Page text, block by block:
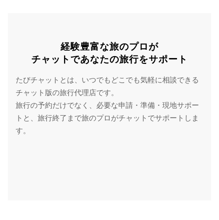
経験豊富な旅のプロが
チャットであなたの旅行をサポート
たびチャットとは、いつでもどこでも気軽に相談できる
チャット版の旅行代理店です。
旅行の予約だけでなく、必要な申請・準備・現地サポー
トと、旅行終了まで旅のプロがチャットでサポートしま
す。